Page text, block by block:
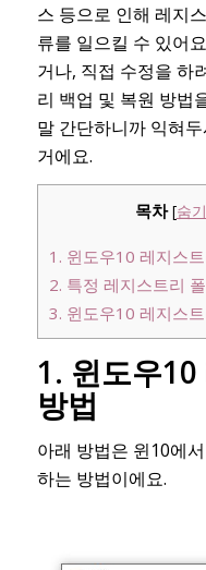
스 등으로 인해 레지
류를 일으킬 수 있어
거나, 직접 수정을 하
리 백업 및 복원 방법
말 간단하니까 익혀
거에요.
목차 [숨
1. 윈도우10 레지스
2. 특정 레지스트리
3. 윈도우10 레지스
1. 윈도우
방법
아래 방법은 윈10에
하는 방법이에요.